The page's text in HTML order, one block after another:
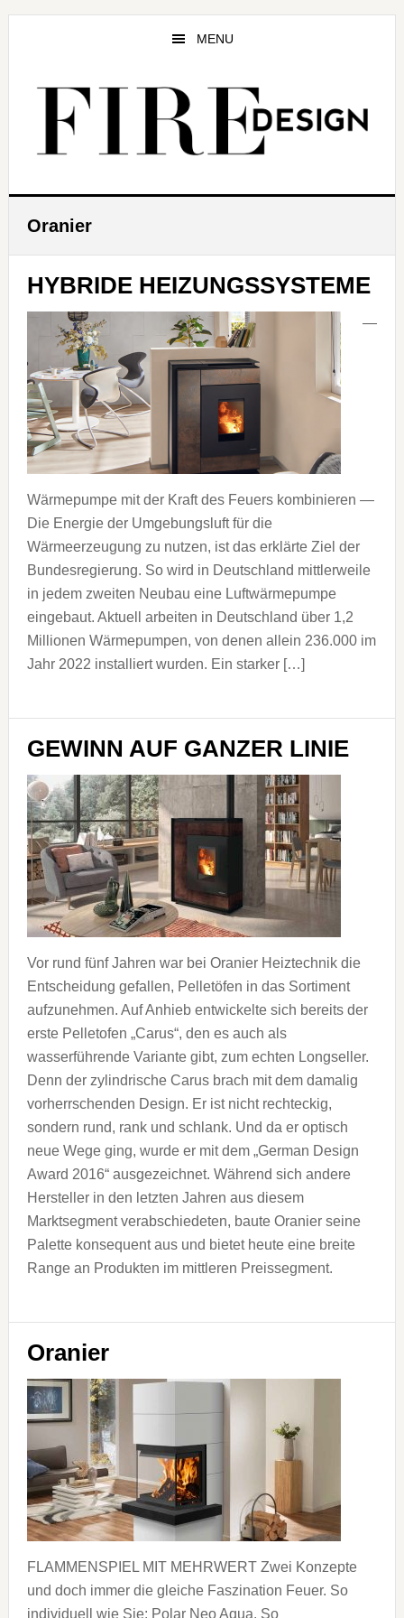
MENU
Oranier
HYBRIDE HEIZUNGSSYSTEME
—
Wärmepumpe mit der Kraft des Feuers kombinieren —
Die Energie der Umgebungsluft für die
Wärmeerzeugung zu nutzen, ist das erklärte Ziel der
Bundesregierung. So wird in Deutschland mittlerweile
in jedem zweiten Neubau eine Luftwärmepumpe
eingebaut. Aktuell arbeiten in Deutschland über 1,2
Millionen Wärmepumpen, von denen allein 236.000 im
Jahr 2022 installiert wurden. Ein starker […]
GEWINN AUF GANZER LINIE
Vor rund fünf Jahren war bei Oranier Heiztechnik die
Entscheidung gefallen, Pelletöfen in das Sortiment
aufzunehmen. Auf Anhieb entwickelte sich bereits der
erste Pelletofen „Carus“, den es auch als
wasserführende Variante gibt, zum echten Longseller.
Denn der zylindrische Carus brach mit dem damalig
vorherrschenden Design. Er ist nicht rechteckig,
sondern rund, rank und schlank. Und da er optisch
neue Wege ging, wurde er mit dem „German Design
Award 2016“ ausgezeichnet. Während sich andere
Hersteller in den letzten Jahren aus diesem
Marktsegment verabschiedeten, baute Oranier seine
Palette konsequent aus und bietet heute eine breite
Range an Produkten im mittleren Preissegment.
Oranier
FLAMMENSPIEL MIT MEHRWERT Zwei Konzepte
und doch immer die gleiche Faszination Feuer. So
individuell wie Sie: Polar Neo Aqua. So